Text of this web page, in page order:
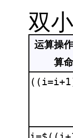
双
运算操
算